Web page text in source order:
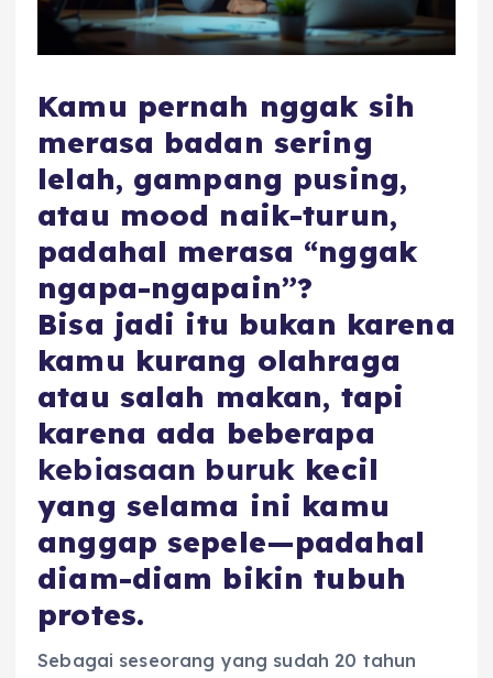
Kamu pernah nggak sih
merasa badan sering
lelah, gampang pusing,
atau mood naik-turun,
padahal merasa “nggak
ngapa-ngapain”?
Bisa jadi itu bukan karena
kamu kurang olahraga
atau salah makan, tapi
karena ada beberapa
kebiasaan buruk kecil
yang selama ini kamu
anggap sepele—padahal
diam-diam bikin tubuh
protes.
Sebagai seseorang yang sudah 20 tahun